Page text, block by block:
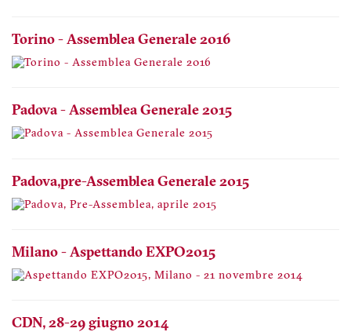
Torino - Assemblea Generale 2016
Padova - Assemblea Generale 2015
Padova, pre-Assemblea Generale 2015
Milano - Aspettando EXPO2015
CDN, 28-29 giugno 2014